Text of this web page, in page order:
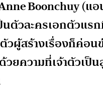
Boonchuy (แ
นตัวละครเอกตัวแร
วผู้สร้างเรื่องก็ค่อน
วยความที่เจ้าตัวเป็